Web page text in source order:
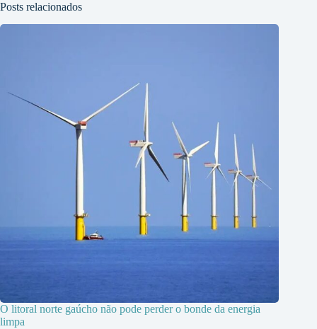
Posts relacionados
O litoral norte gaúcho não pode perder o bonde da energia
limpa